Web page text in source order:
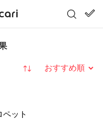
並び替え
ペット